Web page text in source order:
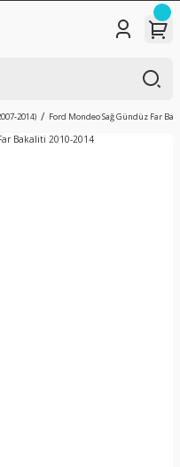
2014) Ford Mondeo Sağ Gündüz Far